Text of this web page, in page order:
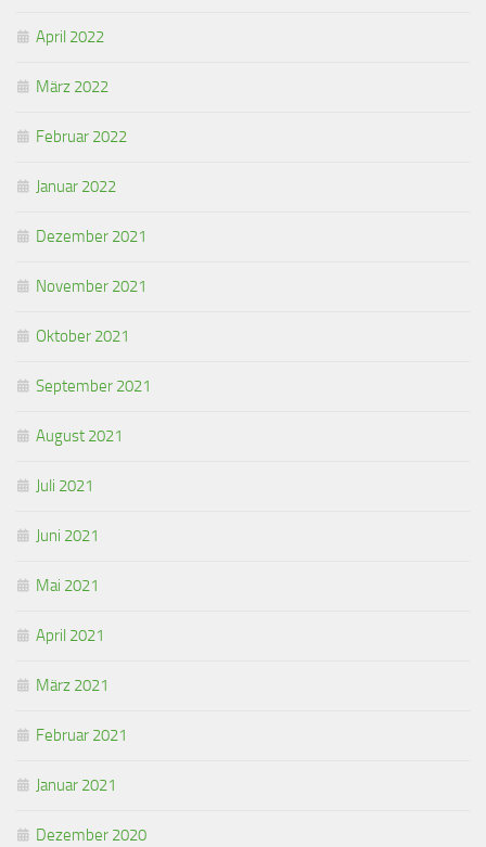
April 2022
März 2022
Februar 2022
Januar 2022
Dezember 2021
November 2021
Oktober 2021
September 2021
August 2021
Juli 2021
Juni 2021
Mai 2021
April 2021
März 2021
Februar 2021
Januar 2021
Dezember 2020